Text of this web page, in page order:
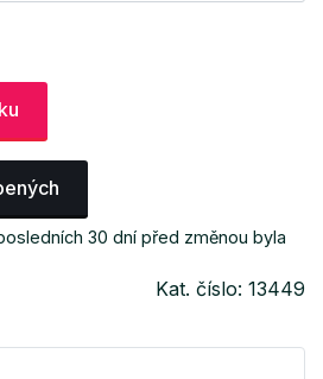
30 dní před změnou byla
Kat. číslo: 13449